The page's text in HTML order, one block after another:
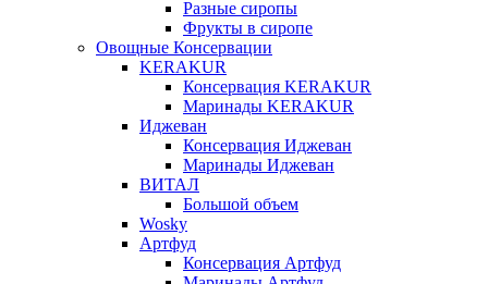
Разные сиропы
Фрукты в сиропе
Овощные Консервации
KERAKUR
Консервация KERAKUR
Маринады KERAKUR
Иджеван
Консервация Иджеван
Маринады Иджеван
ВИТАЛ
Большой объем
Wosky
Артфуд
Консервация Артфуд